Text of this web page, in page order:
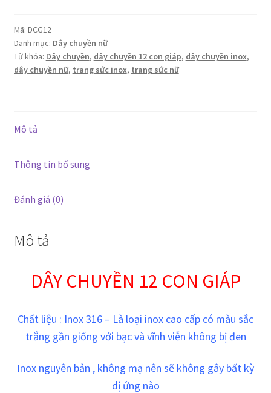
giáp
số
lượng
Mã: DCG12
Danh mục: Dây chuyền nữ
Từ khóa: Dây chuyền, dây chuyền 12 con giáp, dây chuyền inox,
dây chuyền nữ, trang sức inox, trang sức nữ
Mô tả
Thông tin bổ sung
Đánh giá (0)
Mô tả
DÂY CHUYỀN 12 CON GIÁP
Chất liệu : Inox 316 – Là loại inox cao cấp có màu sắc
trắng gần giống với bạcvà vĩnh viễn không bị đen
Inox nguyên bản , không mạ nên sẽ không gây bất kỳ
dị ứng nào